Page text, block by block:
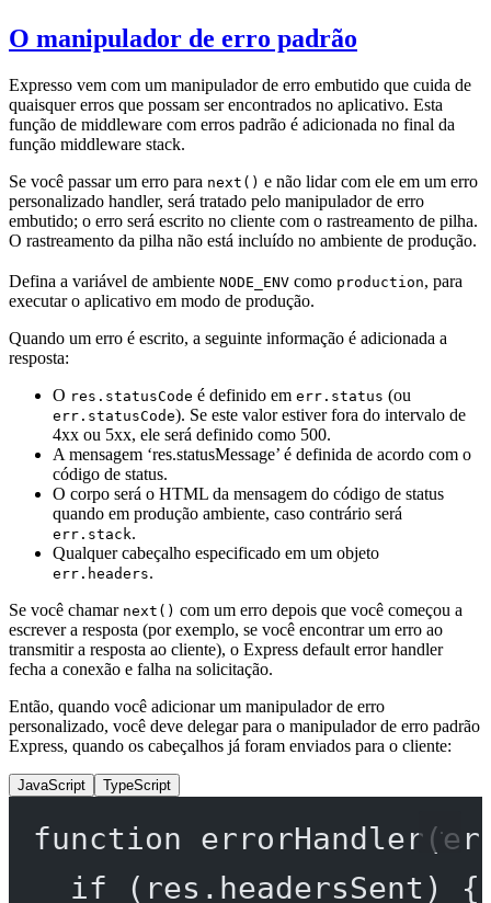
O manipulador de erro padrão
Expresso vem com um manipulador de erro embutido que cuida de
quaisquer erros que possam ser encontrados no aplicativo. Esta
função de middleware com erros padrão é adicionada no final da
função middleware stack.
Se você passar um erro para next() e não lidar com ele em um erro
personalizado handler, será tratado pelo manipulador de erro
embutido; o erro será escrito no cliente com o rastreamento de pilha.
O rastreamento da pilha não está incluído no ambiente de produção.
Defina a variável de ambiente NODE_ENV como production, para
executar o aplicativo em modo de produção.
Quando um erro é escrito, a seguinte informação é adicionada a
resposta:
O res.statusCode é definido em err.status (ou
err.statusCode). Se este valor estiver fora do intervalo de
4xx ou 5xx, ele será definido como 500.
A mensagem ‘res.statusMessage’ é definida de acordo com o
código de status.
O corpo será o HTML da mensagem do código de status
quando em produção ambiente, caso contrário será
err.stack.
Qualquer cabeçalho especificado em um objeto
err.headers.
Se você chamar next() com um erro depois que você começou a
escrever a resposta (por exemplo, se você encontrar um erro ao
transmitir a resposta ao cliente), o Express default error handler
fecha a conexão e falha na solicitação.
Então, quando você adicionar um manipulador de erro
personalizado, você deve delegar para o manipulador de erro padrão
Express, quando os cabeçalhos já foram enviados para o cliente:
JavaScript TypeScript
function errorHandler (
if (res.headersSent) {